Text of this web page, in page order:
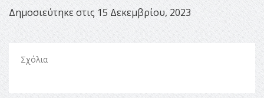
Δημοσιεύτηκε στις 15 Δεκεμβρίου, 2023
Σχόλια